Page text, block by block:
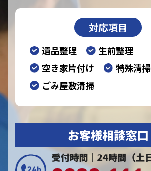
対応項目
遺品整理
生前整理
空き家片付け
特殊清掃
ごみ屋敷清掃
お客様相談窓口